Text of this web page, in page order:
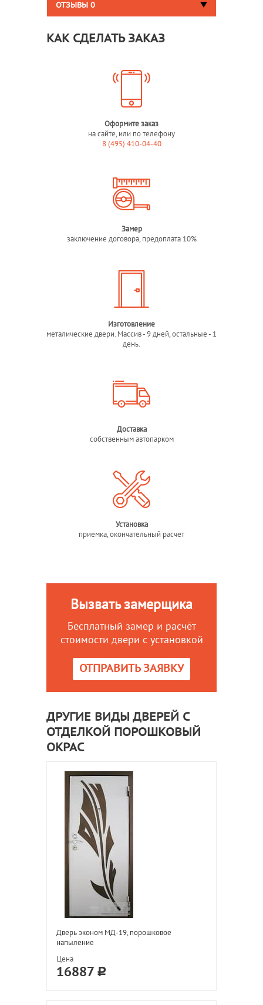
ОТЗЫВЫ 0
КАК СДЕЛАТЬ ЗАКАЗ
Оформите заказ
на сайте, или по телефону
8 (495) 410-04-40
Замер
заключение договора, предоплата 10%
Изготовление
металические двери. Массив - 9 дней, остальные - 1
день.
Доставка
собственным автопарком
Установка
приемка, окончательный расчет
Вызвать замерщика
Бесплатный замер и расчёт
стоимости двери с установкой
ОТПРАВИТЬ ЗАЯВКУ
ДРУГИЕ ВИДЫ ДВЕРЕЙ С
ОТДЕЛКОЙ ПОРОШКОВЫЙ
ОКРАС
Дверь эконом МД-19, порошковое
напыление
Цена
16887